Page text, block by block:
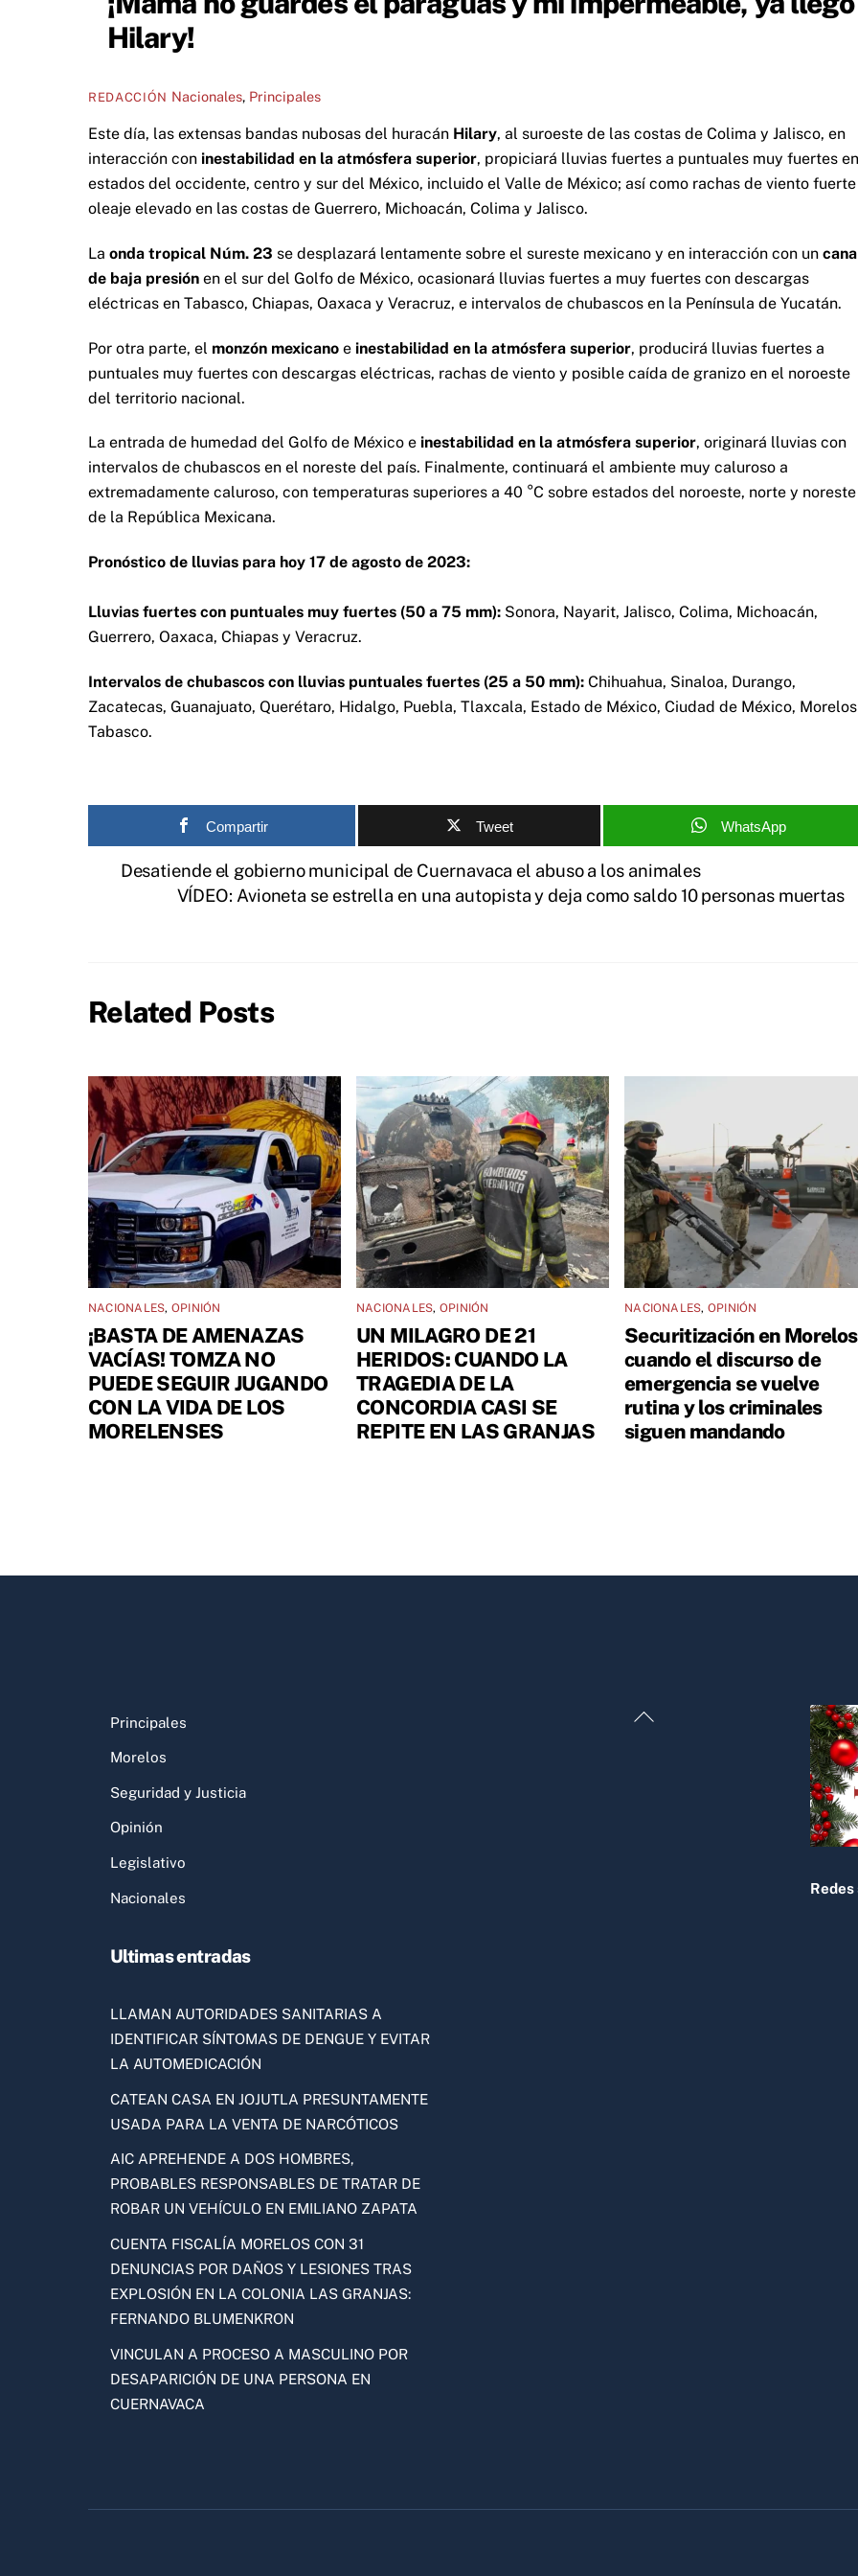
Hilary!
REDACCIÓN Nacionales, Principales
Este día, las extensas bandas nubosas del huracán Hilary, al suroeste de las costas de Colima y Jalisco, en
interacción con inestabilidad en la atmósfera superior, propiciará lluvias fuertes a puntuales muy fuertes en
estados del occidente, centro y sur del México, incluido el Valle de México; así como rachas de viento
oleaje elevado en las costas de Guerrero, Michoacán, Colima y Jalisco.
La onda tropical Núm. 23 se desplazará lentamente sobre el sureste mexicano y en interacción con un
de baja presión en el sur del Golfo de México, ocasionará lluvias fuertes a muy fuertes con descargas
eléctricas en Tabasco, Chiapas, Oaxaca y Veracruz, e intervalos de chubascos en la Península de Yucatán.
Por otra parte, el monzón mexicano e inestabilidad en la atmósfera superior, producirá lluvias fuertes a
puntuales muy fuertes con descargas eléctricas, rachas de viento y posible caída de granizo en el noroeste
del territorio nacional.
La entrada de humedad del Golfo de México e inestabilidad en la atmósfera superior, originará lluvias con
intervalos de chubascos en el noreste del país. Finalmente, continuará el ambiente muy caluroso a
extremadamente caluroso, con temperaturas superiores a 40 °C sobre estados del noroeste, norte y noreste
de la República Mexicana.
Pronóstico de lluvias para hoy 17 de agosto de 2023:
Lluvias fuertes con puntuales muy fuertes (50 a 75 mm): Sonora, Nayarit, Jalisco, Colima, Michoacán,
Guerrero, Oaxaca, Chiapas y Veracruz.
Intervalos de chubascos con lluvias puntuales fuertes (25 a 50 mm): Chihuahua, Sinaloa, Durango,
Zacatecas, Guanajuato, Querétaro, Hidalgo, Puebla, Tlaxcala, Estado de México, Ciudad de México,
Tabasco.
Compartir Tweet WhatsApp
Desatiende el gobierno municipal de Cuernavaca el abuso a los animales
VÍDEO: Avioneta se estrella en una autopista y deja como saldo 10 personas muertas
Related Posts
NACIONALES, OPINIÓN
¡BASTA DE AMENAZAS
VACÍAS! TOMZA NO
PUEDE SEGUIR JUGANDO
CON LA VIDA DE LOS
MORELENSES
NACIONALES, OPINIÓN
UN MILAGRO DE 21
HERIDOS: CUANDO LA
TRAGEDIA DE LA
CONCORDIA CASI SE
REPITE EN LAS GRANJAS
NACIONALES, OPINIÓN
Securitización en
cuando el discurso de
emergencia se vuelve
rutina y los criminales
siguen mandando
Back
Principales
Morelos
Seguridad y Justicia
Opinión
Legislativo
Nacionales
Ultimas entradas
LLAMAN AUTORIDADES SANITARIAS A
IDENTIFICAR SÍNTOMAS DE DENGUE Y EVITAR
LA AUTOMEDICACIÓN
CATEAN CASA EN JOJUTLA PRESUNTAMENTE
USADA PARA LA VENTA DE NARCÓTICOS
AIC APREHENDE A DOS HOMBRES,
PROBABLES RESPONSABLES DE TRATAR DE
ROBAR UN VEHÍCULO EN EMILIANO ZAPATA
CUENTA FISCALÍA MORELOS CON 31
DENUNCIAS POR DAÑOS Y LESIONES TRAS
EXPLOSIÓN EN LA COLONIA LAS GRANJAS:
FERNANDO BLUMENKRON
VINCULAN A PROCESO A MASCULINO POR
DESAPARICIÓN DE UNA PERSONA EN
CUERNAVACA